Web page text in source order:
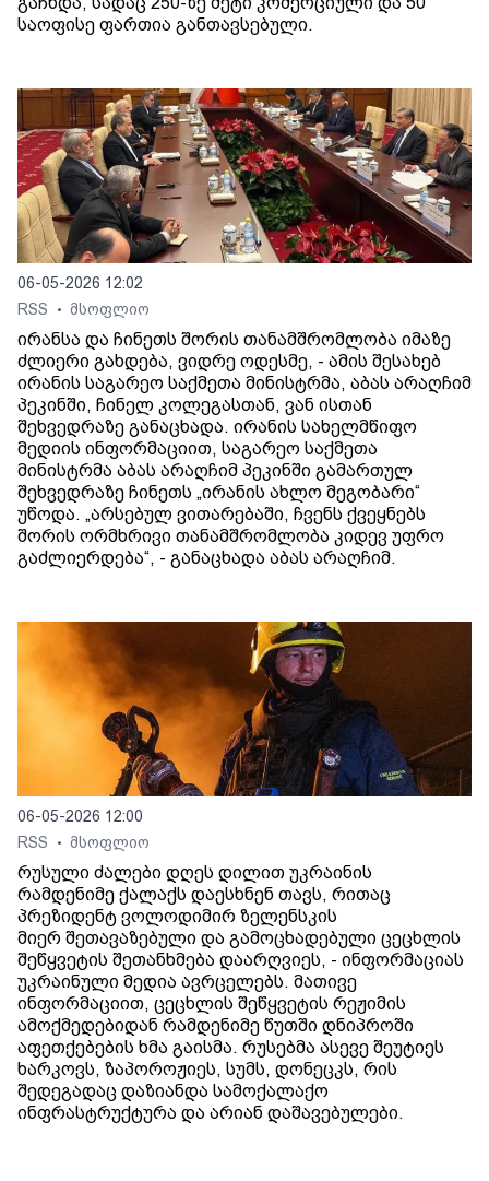
საოფისე ფართია განთავსებული.
06-05-2026 12:02
RSS
• მსოფლიო
ირანსა და ჩინეთს შორის თანამშრომლობა იმაზე
ძლიერი გახდება, ვიდრე ოდესმე, - ამის შესახებ
ირანის საგარეო საქმეთა მინისტრმა, აბას არაღჩიმ
პეკინში, ჩინელ კოლეგასთან, ვან ისთან
შეხვედრაზე განაცხადა. ირანის სახელმწიფო
მედიის ინფორმაციით, საგარეო საქმეთა
მინისტრმა აბას არაღჩიმ პეკინში გამართულ
შეხვედრაზე ჩინეთს „ირანის ახლო მეგობარი“
უწოდა. „არსებულ ვითარებაში, ჩვენს ქვეყნებს
შორის ორმხრივი თანამშრომლობა კიდევ უფრო
გაძლიერდება“, - განაცხადა აბას არაღჩიმ.
06-05-2026 12:00
RSS
• მსოფლიო
რუსული ძალები დღეს დილით უკრაინის
რამდენიმე ქალაქს დაესხნენ თავს, რითაც
პრეზიდენტ ვოლოდიმირ ზელენსკის
მიერ შეთავაზებული და გამოცხადებული ცეცხლის
შეწყვეტის შეთანხმება დაარღვიეს, - ინფორმაციას
უკრაინული მედია ავრცელებს. მათივე
ინფორმაციით, ცეცხლის შეწყვეტის რეჟიმის
ამოქმედებიდან რამდენიმე წუთში დნიპროში
აფეთქებების ხმა გაისმა. რუსებმა ასევე შეუტიეს
ხარკოვს, ზაპოროჟიეს, სუმს, დონეცკს, რის
შედეგადაც დაზიანდა სამოქალაქო
ინფრასტრუქტურა და არიან დაშავებულები.